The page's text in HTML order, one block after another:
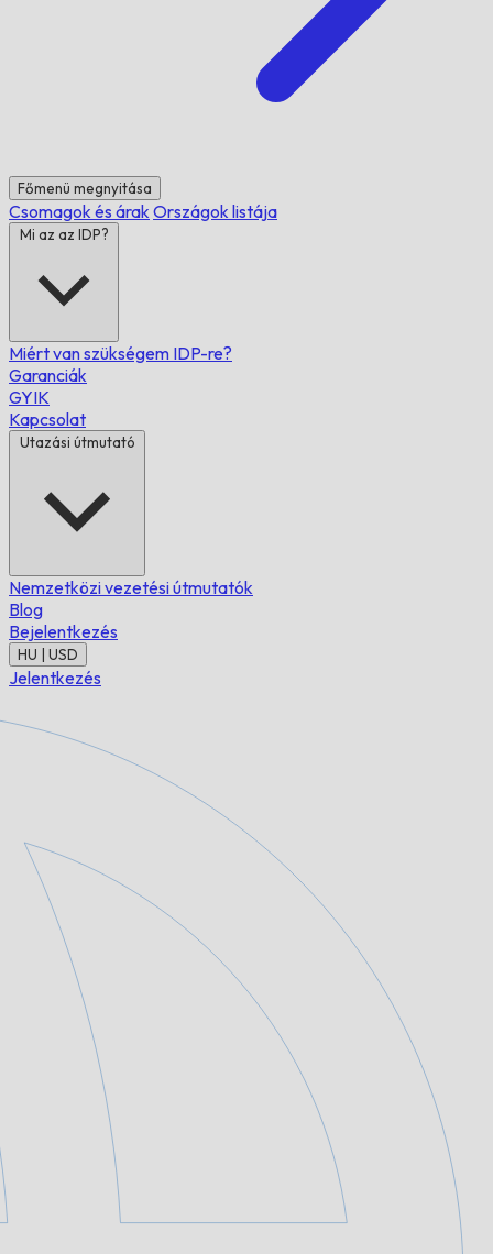
Főmenü megnyitása
Csomagok és árak Országok listája
Mi az az IDP?
Miért van szükségem IDP-re?
Garanciák
GYIK
Kapcsolat
Utazási útmutató
Nemzetközi vezetési útmutatók
Blog
Bejelentkezés
HU | USD
Jelentkezés